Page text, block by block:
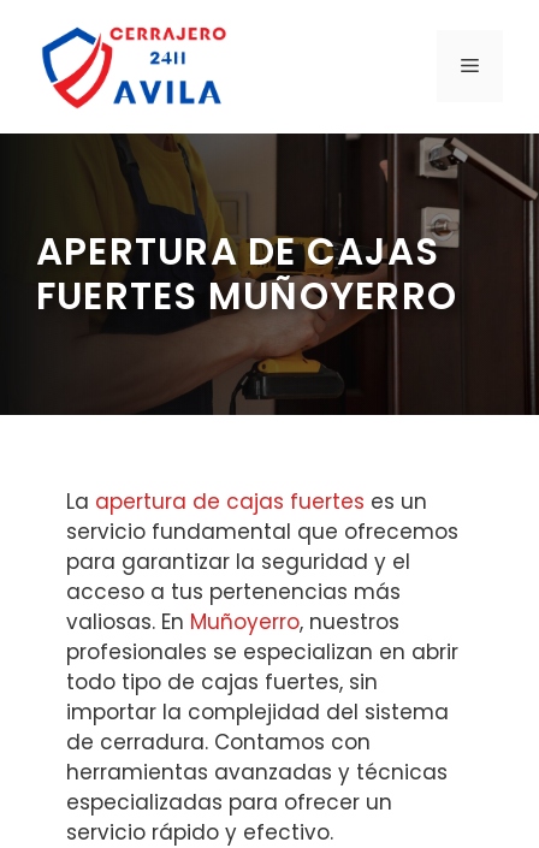
contenido
MENÚ
APERTURA DE CAJAS
FUERTES MUÑOYERRO
La apertura de cajas fuertes es un
servicio fundamental que ofrecemos
para garantizar la seguridad y el
acceso a tus pertenencias más
valiosas. En Muñoyerro, nuestros
profesionales se especializan en abrir
todo tipo de cajas fuertes, sin
importar la complejidad del sistema
de cerradura. Contamos con
herramientas avanzadas y técnicas
especializadas para ofrecer un
servicio rápido y efectivo.